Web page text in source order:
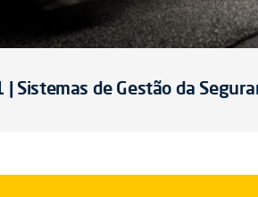
| Sistemas de Gestão da